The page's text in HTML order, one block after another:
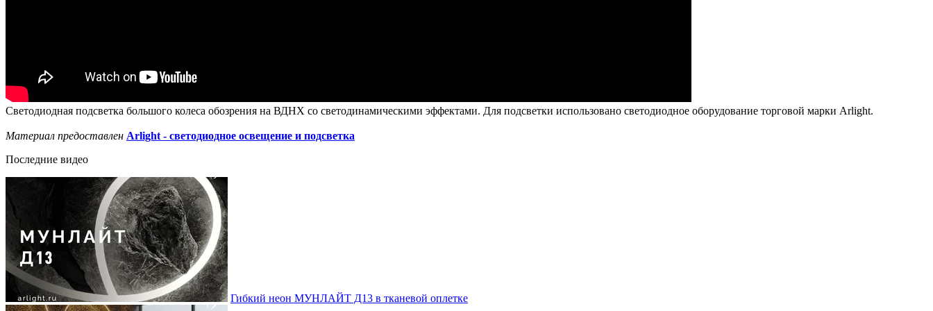
Светодиодная подсветка большого колеса обозрения на ВДНХ со светодинамическими эффектами. Для подсветки использовано светодиодное оборудование торговой марки Arlight.
Материал предоставлен Arlight - светодиодное освещение и подсветка
Последние видео
Гибкий неон МУНЛАЙТ Д13 в тканевой оплетке